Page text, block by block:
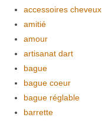
accessoires cheveux
amitié
amour
artisanat dart
bague
bague coeur
bague réglable
barrette